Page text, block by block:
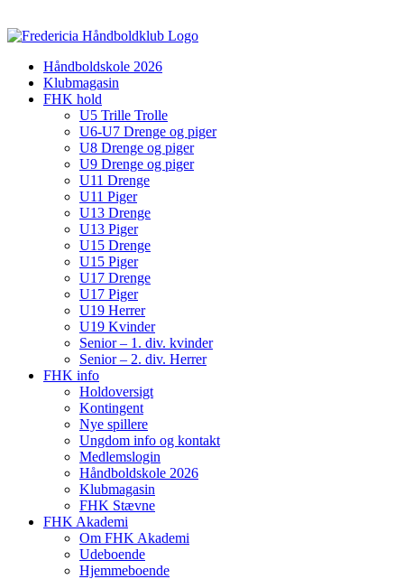
Håndboldskole 2026
Klubmagasin
FHK hold
U5 Trille Trolle
U6-U7 Drenge og piger
U8 Drenge og piger
U9 Drenge og piger
U11 Drenge
U11 Piger
U13 Drenge
U13 Piger
U15 Drenge
U15 Piger
U17 Drenge
U17 Piger
U19 Herrer
U19 Kvinder
Senior – 1. div. kvinder
Senior – 2. div. Herrer
FHK info
Holdoversigt
Kontingent
Nye spillere
Ungdom info og kontakt
Medlemslogin
Håndboldskole 2026
Klubmagasin
FHK Stævne
FHK Akademi
Om FHK Akademi
Udeboende
Hjemmeboende